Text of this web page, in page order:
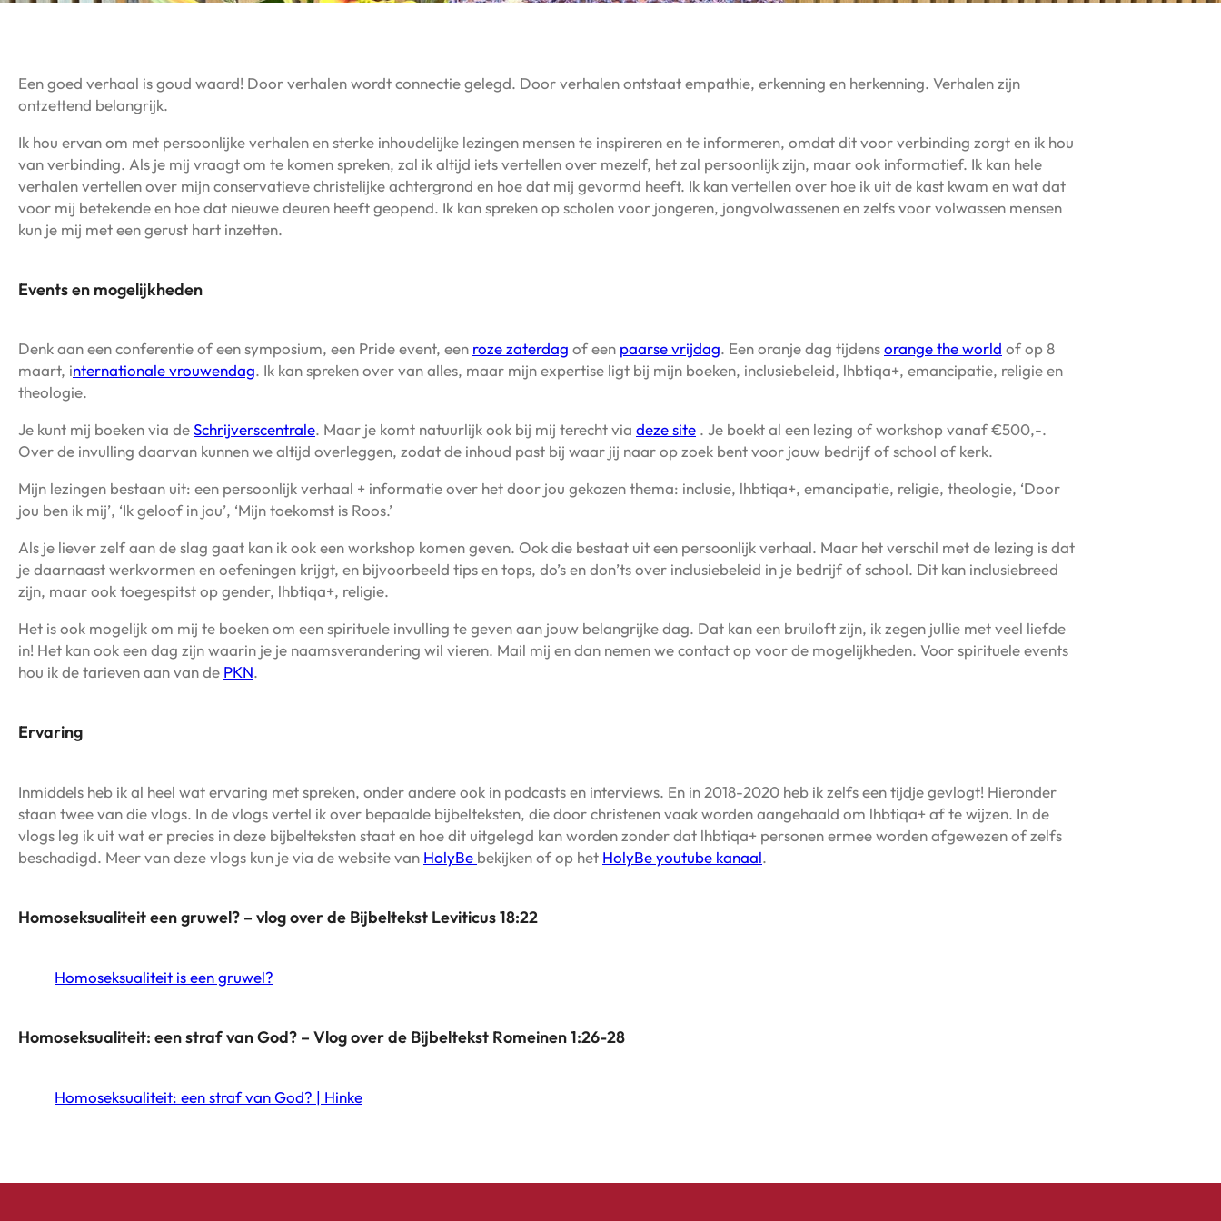
Een goed verhaal is goud waard! Door verhalen wordt connectie gelegd. Door verhalen ontstaat empathie, erkenning en herkenning. Verhalen zijn
ontzettend belangrijk.
Ik hou ervan om met persoonlijke verhalen en sterke inhoudelijke lezingen mensen te inspireren en te informeren, omdat dit voor verbinding zorgt en ik hou
van verbinding. Als je mij vraagt om te komen spreken, zal ik altijd iets vertellen over mezelf, het zal persoonlijk zijn, maar ook informatief. Ik kan hele
verhalen vertellen over mijn conservatieve christelijke achtergrond en hoe dat mij gevormd heeft. Ik kan vertellen over hoe ik uit de kast kwam en wat dat
voor mij betekende en hoe dat nieuwe deuren heeft geopend. Ik kan spreken op scholen voor jongeren, jongvolwassenen en zelfs voor volwassen mensen
kun je mij met een gerust hart inzetten.
Events en mogelijkheden
Denk aan een conferentie of een symposium, een Pride event, een roze zaterdag of een paarse vrijdag. Een oranje dag tijdensorange the world of op 8
maart, internationale vrouwendag. Ik kan spreken over van alles, maar mijn expertise ligt bij mijn boeken, inclusiebeleid, lhbtiqa+, emancipatie, religie en
theologie.
Je kunt mij boeken via deSchrijverscentrale. Maar je komt natuurlijk ook bij mij terecht via deze site . Je boekt al een lezing of workshop vanaf €500,-.
Over de invulling daarvan kunnen we altijd overleggen, zodat de inhoud past bij waar jij naar op zoek bent voor jouw bedrijf of school of kerk.
Mijn lezingen bestaan uit: een persoonlijk verhaal + informatie over het door jou gekozen thema: inclusie, lhbtiqa+, emancipatie, religie, theologie, ‘Door
jou ben ik mij’, ‘Ik geloof in jou’, ‘Mijn toekomst is Roos.’
Als je liever zelf aan de slag gaat kan ik ook een workshop komen geven. Ook die bestaat uit een persoonlijk verhaal. Maar het verschil met de lezing is dat
je daarnaast werkvormen en oefeningen krijgt, en bijvoorbeeld tips en tops, do’s en don’ts over inclusiebeleid in je bedrijf of school. Dit kan inclusiebreed
zijn, maar ook toegespitst op gender, lhbtiqa+, religie.
Het is ook mogelijk om mij te boeken om een spirituele invulling te geven aan jouw belangrijke dag. Dat kan een bruiloft zijn, ik zegen jullie met veel liefde
in! Het kan ook een dag zijn waarin je je naamsverandering wil vieren. Mail mij en dan nemen we contact op voor de mogelijkheden. Voor spirituele events
hou ik de tarieven aan van de PKN.
Ervaring
Inmiddels heb ik al heel wat ervaring met spreken, onder andere ook in podcasts en interviews. En in 2018-2020 heb ik zelfs een tijdje gevlogt! Hieronder
staan twee van die vlogs. In de vlogs vertel ik over bepaalde bijbelteksten, die door christenen vaak worden aangehaald om lhbtiqa+ af te wijzen. In de
vlogs leg ik uit wat er precies in deze bijbelteksten staat en hoe dit uitgelegd kan worden zonder dat lhbtiqa+ personen ermee worden afgewezen of zelfs
beschadigd. Meer van deze vlogs kun je via de website van HolyBe bekijken of op het HolyBe youtube kanaal.
Homoseksualiteit een gruwel? – vlog over de Bijbeltekst Leviticus 18:22
Homoseksualiteit is een gruwel?
Homoseksualiteit: een straf van God? – Vlog over de Bijbeltekst Romeinen 1:26-28
Homoseksualiteit: een straf van God? | Hinke